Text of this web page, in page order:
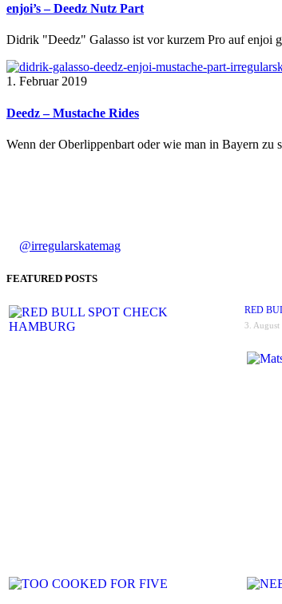
enjoi’s – Deedz Nutz Part
Didrik "Deedz" Galasso ist vor kurzem Pro auf enjoi
1. Februar 2019
Deedz – Mustache Rides
Wenn der Oberlippenbart oder wie man in Bayern zu
@irregularskatemag
FEATURED POSTS
RED
3. August